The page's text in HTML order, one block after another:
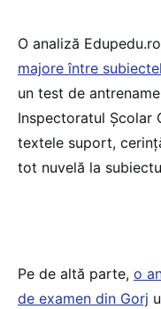
O analiză
majore între
un test de
Inspectoratul Școlar
textele suport,
tot nuvelă la
Pe de altă parte, o
de examen din Gorj